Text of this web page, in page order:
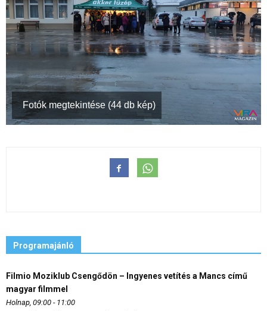
Fotók megtekintése (44 db kép)
Programajánló
Filmio Moziklub Csengődön – Ingyenes vetítés a Mancs című
magyar filmmel
Holnap, 09:00 - 11:00